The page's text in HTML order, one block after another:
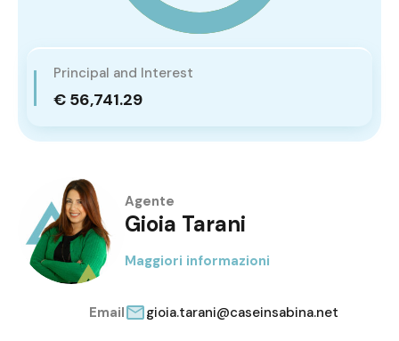
Principal and Interest
€ 56,741.29
Agente
Gioia Tarani
Maggiori informazioni
Email gioia.tarani@caseinsabina.net